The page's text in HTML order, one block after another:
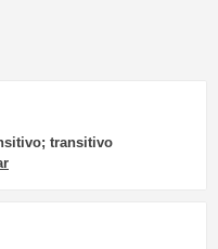
transitivo